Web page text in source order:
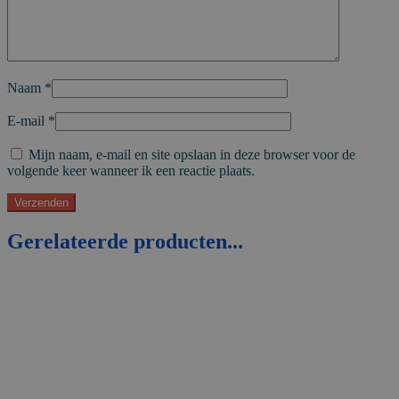
Naam *
E-mail *
Mijn naam, e-mail en site opslaan in deze browser voor de
volgende keer wanneer ik een reactie plaats.
Gerelateerde producten...